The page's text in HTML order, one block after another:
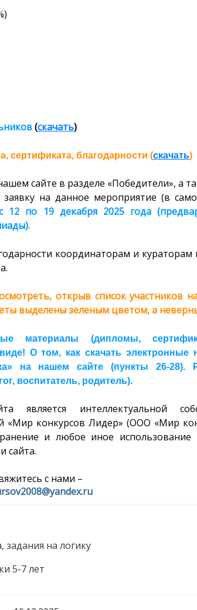
)
(скачать)
сертификата, благодарности (скачать)
сайте в разделе «Победители», а
на данное мероприятие (в
12 по 19 декабря 2025 года
координаторам и кураторам
открыв список участников
выделены зеленым цветом, а
материалы (дипломы,
О том, как скачать электронные
на нашем сайте (пункты 26-28).
воспитатель, родитель).
является интеллектуальной
«Мир конкурсов Лидер» (ООО «Мир
и любое иное использование
сайта.
с нами –
задания на логику
5-7 лет